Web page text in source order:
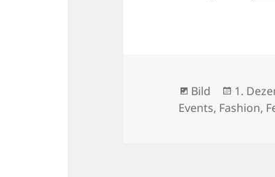
Format
Bild
am
1.
Events, Fashion,